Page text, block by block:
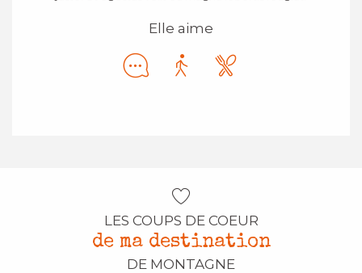
Elle aime
LES COUPS DE COEUR
de ma destination
DE MONTAGNE